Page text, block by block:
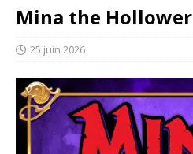
Mina the Hollower
25 juin 2026